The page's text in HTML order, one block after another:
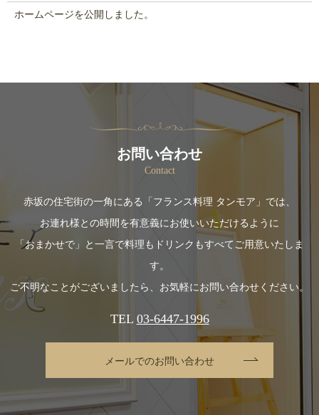
ホームページを公開しました。
お問い合わせ
Contact
赤坂の住宅街の一角にある「フランス料理 タンモア」では、
お連れ様との時間を有意義にお使いいただけるように
「おまかせで」と一言で料理もドリンクもすべてご用意いたしま
す。
ご不明なことがございましたら、お気軽にお問い合わせください。
TEL 03-6447-1996
メールでのお問い合わせ